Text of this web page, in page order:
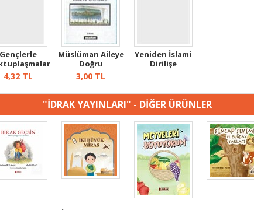
Gençlerle
4,32 TL
Müslüman Aileye
Doğru
3,00 TL
Yeniden İslami
Dirilişe
"İDRAK YAYINLARI" - DİĞER ÜRÜNLER